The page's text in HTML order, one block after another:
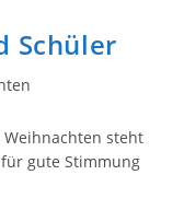
Schüler
steht
gute Stimmung